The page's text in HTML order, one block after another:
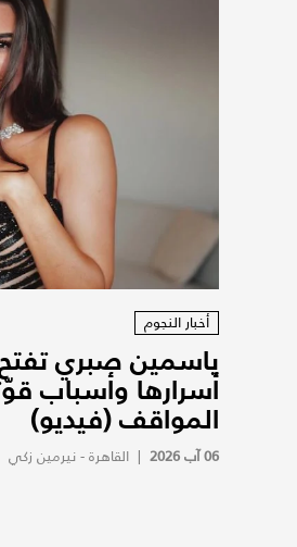
أخبار النجوم
ياسمين صبري
أسرارها وأسباب
المواقف (فيديو)
06 آب 2026 | القاهرة - نيرمين زكي